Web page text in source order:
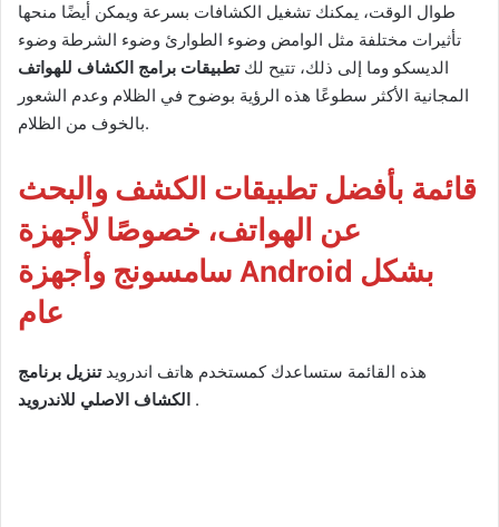
طوال الوقت، يمكنك تشغيل الكشافات بسرعة ويمكن أيضًا منحها
تأثيرات مختلفة مثل الوامض وضوء الطوارئ وضوء الشرطة وضوء
الديسكو وما إلى ذلك، تتيح لكتطبيقات برامج الكشاف للهواتف
المجانية الأكثر سطوعًا هذه الرؤية بوضوح في الظلام وعدم الشعور
بالخوف من الظلام.
قائمة بأفضل تطبيقات الكشف والبحث
عن الهواتف، خصوصًا لأجهزة
سامسونج وأجهزة Android بشكل
عام
هذه القائمة ستساعدك كمستخدم هاتف اندرويدتنزيل برنامج
الكشاف الاصلي للاندرويد .